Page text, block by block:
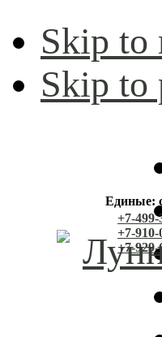
Skip to
Skip to
Единые:
+7-499-
+7-910-
+7-929-